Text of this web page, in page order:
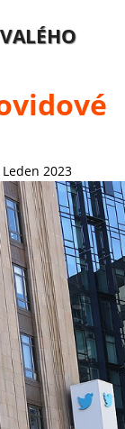
2023